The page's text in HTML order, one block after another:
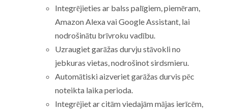
Integrējieties ar balss palīgiem, piemēram,
Amazon Alexa vai Google Assistant, lai
nodrošinātu brīvroku vadību.
Uzraugiet garāžas durvju stāvokli no
jebkuras vietas, nodrošinot sirdsmieru.
Automātiski aizveriet garāžas durvis pēc
noteikta laika perioda.
Integrējiet ar citām viedajām mājas ierīcēm,